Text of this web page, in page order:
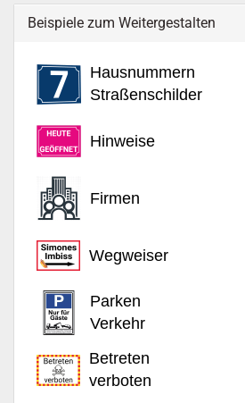
Beispiele zum Weitergestalten
Hausnummern
Straßenschilder
Hinweise
Firmen
Wegweiser
Parken
Verkehr
Betreten
verboten